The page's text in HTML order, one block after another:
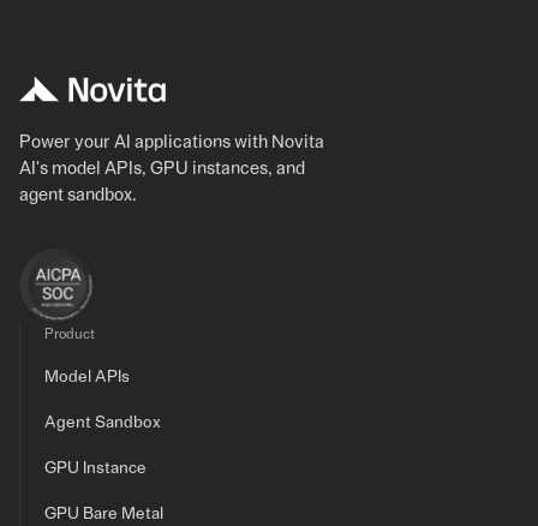
Power your AI applications with Novita
AI's model APIs, GPU instances, and
agent sandbox.
Product
Model APIs
Agent Sandbox
GPU Instance
GPU Bare Metal